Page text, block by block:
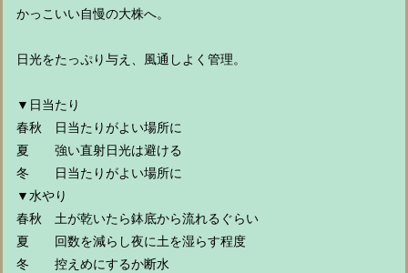
かっこいい自慢の大株へ。
日光をたっぷり与え、風通しよく管理。
▼日当たり
春秋 日当たりがよい場所に
夏 強い直射日光は避ける
冬 日当たりがよい場所に
▼水やり
春秋 土が乾いたら鉢底から流れるぐらい
夏 回数を減らし夜に土を湿らす程度
冬 控えめにするか断水